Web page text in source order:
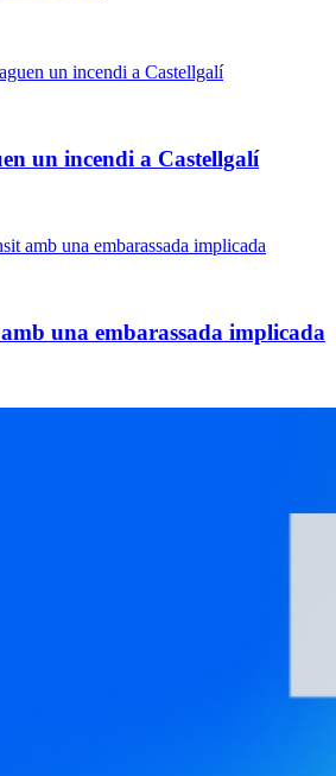
un incendi a Castellgalí
una embarassada implicada